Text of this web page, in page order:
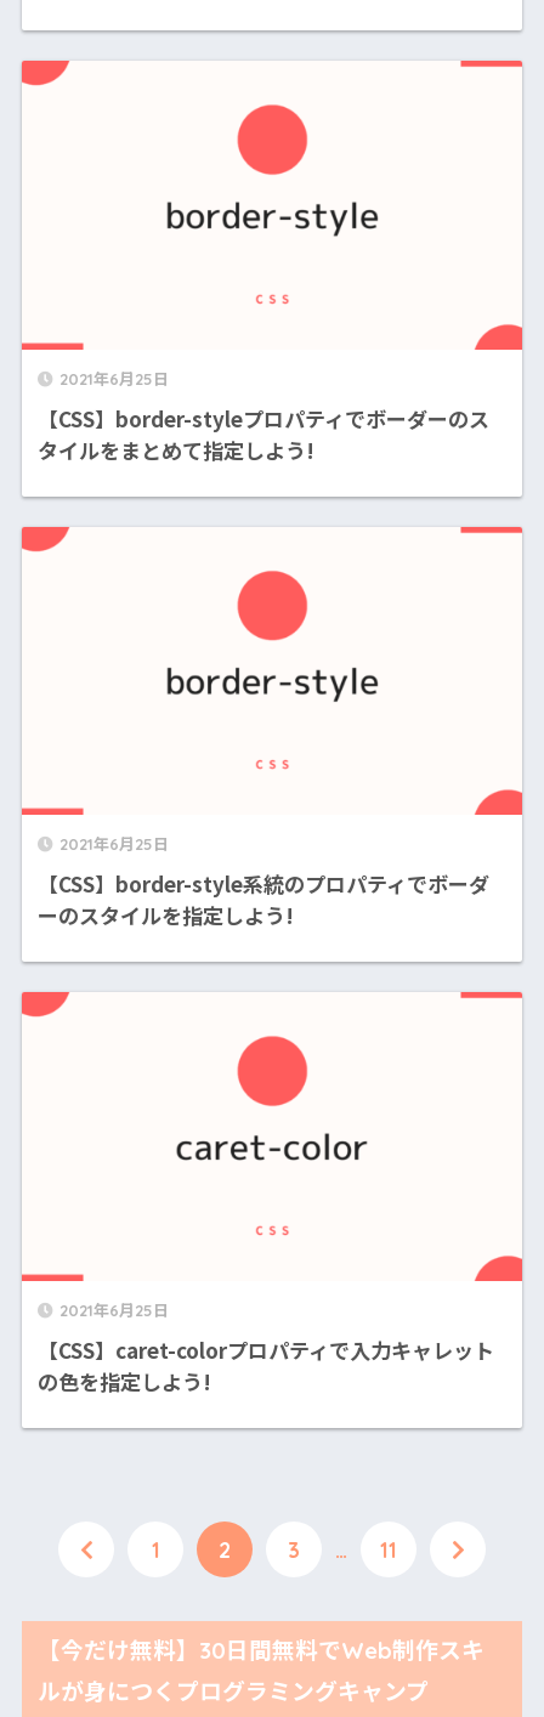
2021年6月25日
【CSS】border-styleプロパティでボーダーのス
タイルをまとめて指定しよう!
2021年6月25日
【CSS】border-style系統のプロパティでボーダ
ーのスタイルを指定しよう!
2021年6月25日
【CSS】caret-colorプロパティで入力キャレット
の色を指定しよう!
1 2 3 … 11
【今だけ無料】30日間無料でWeb制作スキ
ルが身につくプログラミングキャンプ